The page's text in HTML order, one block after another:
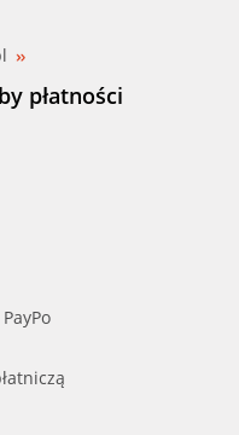
płatności